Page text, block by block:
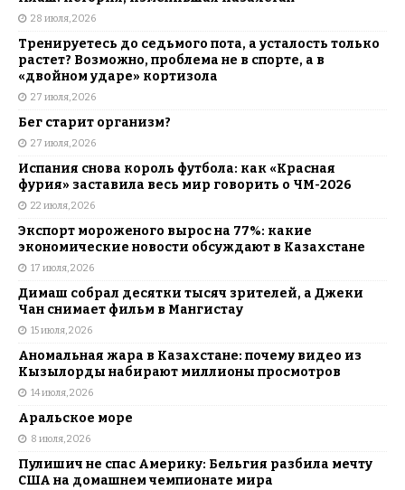
28 июля, 2026
Тренируетесь до седьмого пота, а усталость только
растет? Возможно, проблема не в спорте, а в
«двойном ударе» кортизола
27 июля, 2026
Бег старит организм?
27 июля, 2026
Испания снова король футбола: как «Красная
фурия» заставила весь мир говорить о ЧМ-2026
22 июля, 2026
Экспорт мороженого вырос на 77%: какие
экономические новости обсуждают в Казахстане
17 июля, 2026
Димаш собрал десятки тысяч зрителей, а Джеки
Чан снимает фильм в Мангистау
15 июля, 2026
Аномальная жара в Казахстане: почему видео из
Кызылорды набирают миллионы просмотров
14 июля, 2026
Аральское море
8 июля, 2026
Пулишич не спас Америку: Бельгия разбила мечту
США на домашнем чемпионате мира